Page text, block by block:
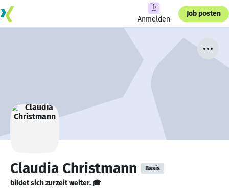
Anmelden
Job posten
Claudia Christmann Basis
bildet sich zurzeit weiter. 🎓